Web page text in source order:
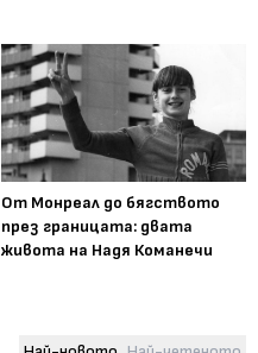
От Монреал до бягството
през границата: двата
живота на Надя Команечи